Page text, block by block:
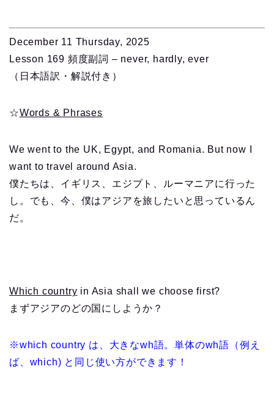
December 11 Thursday, 2025
Lesson 169 頻度副詞 – never, hardly, ever
（日本語訳・解説付き）
☆Words & Phrases
We went to the UK, Egypt, and Romania. But now I
want to travel around Asia.
僕たちは、イギリス、エジプト、ルーマニアに行った
し。でも、今、僕はアジアを旅したいと思っているん
だ。
Which country in Asia shall we choose first?
まずアジアのどの国にしようか？
※which country は、大きなwh語。単体のwh語（例え
ば、which) と同じ使い方ができます！